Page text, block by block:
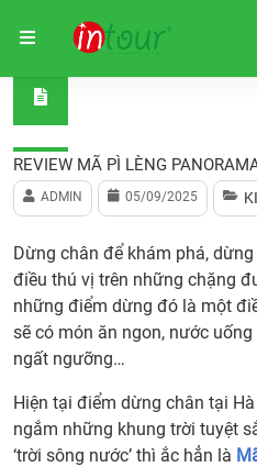
Trang chủ Kinh nghiệm du
REVIEW MÃ PÌ LÈNG
ADMIN 05/09/2025
Dừng chân để khám phá,
điều thú vị trên những chặng
những điểm dừng đó là một
sẽ có món ăn ngon, nước
ngất ngưỡng…
Hiện tại điểm dừng chân tại
ngắm những khung trời tuyệt
‘trời sông nước’ thì ắc hẳn là